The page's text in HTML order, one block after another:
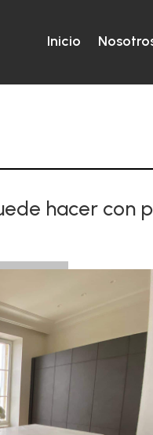
Inicio
hacer con